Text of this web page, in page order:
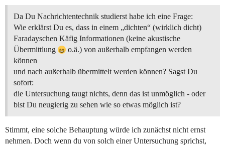
Da Du Nachrichtentechnik studierst habe ich eine Frage:
Wie erklärst Du es, dass in einem „dichten“ (wirklich dicht)
Faradayschen Käfig Informationen (keine akustische
Übermittlung
o.ä.) von außerhalb empfangen werden
können
und nach außerhalb übermittelt werden können? Sagst Du
sofort:
die Untersuchung taugt nichts, denn das ist unmöglich - oder
bist Du neugierig zu sehen wie so etwas möglich ist?
Stimmt, eine solche Behauptung würde ich zunächst nicht ernst
nehmen. Doch wenn du von solch einer Untersuchung sprichst,